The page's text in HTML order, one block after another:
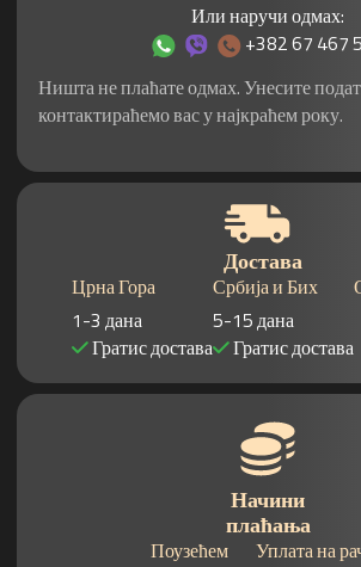
Или наручи одмах:
+382 67 467
Ништа не плаћате одмах. Унесите
контактираћемо вас у најкраћем року.
Достава
Црна Гора
1-3 дана
Гратис достава
Србија и Бих
5-15 дана
Гратис достава
Начини
плаћања
Поузећем
Уплата на